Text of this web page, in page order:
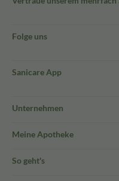
Folge uns
Sanicare App
Unternehmen
Meine Apotheke
So geht's